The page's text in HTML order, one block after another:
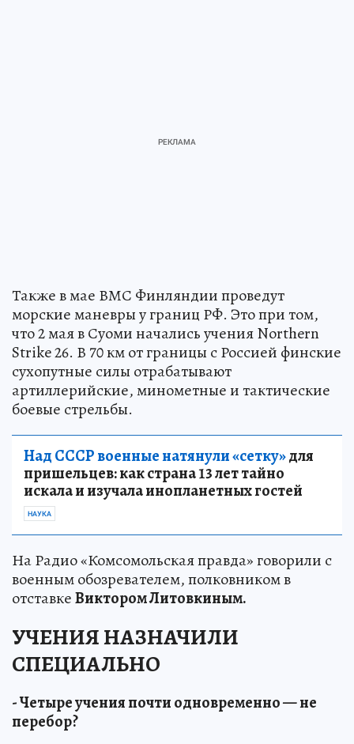
Также в мае ВМС Финляндии проведут
морские маневры у границ РФ. Это при том,
что 2 мая в Суоми начались учения Northern
Strike 26. В 70 км от границы с Россией финские
сухопутные силы отрабатывают
артиллерийские, минометные и тактические
боевые стрельбы.
Над СССР военные натянули «сетку»для
пришельцев: как страна 13 лет тайно
искала и изучала инопланетных гостей
НАУКА
На Радио «Комсомольская правда» говорили с
военным обозревателем, полковником в
отставкеВиктором Литовкиным.
УЧЕНИЯ НАЗНАЧИЛИ
СПЕЦИАЛЬНО
- Четыре учения почти одновременно — не
перебор?